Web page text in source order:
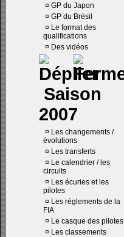
¤ GP du Japon
¤ GP du Brésil
¤ Le format des
qualifications
¤ Des vidéos
Saison
2007
¤ Les changements /
évolutions
¤ Les transferts
¤ Le calendrier / les
circuits
¤ Les écuries et les
pilotes
¤ Les réglements de la
FIA
¤ Le casque des pilotes
¤ Les classements